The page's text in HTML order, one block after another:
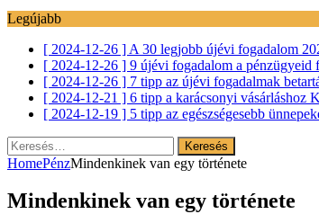
Legújabb
[ 2024-12-26 ] A 30 legjobb újévi fogadalom
[ 2024-12-26 ] 9 újévi fogadalom a pénzügyeid
[ 2024-12-26 ] 7 tipp az újévi fogadalmak
[ 2024-12-21 ] 6 tipp a karácsonyi vásárláshoz
[ 2024-12-19 ] 5 tipp az egészségesebb
Keresés:
HomePénzMindenkinek van egy története
Mindenkinek van egy története